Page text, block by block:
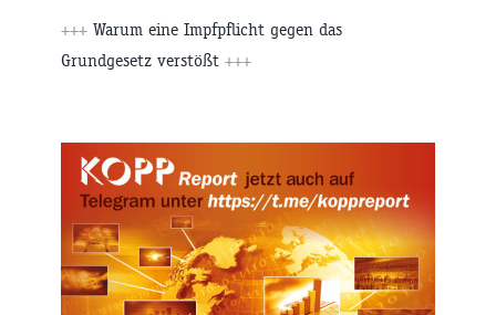
+++ Warum eine Impfpflicht gegen das
Grundgesetz verstößt +++